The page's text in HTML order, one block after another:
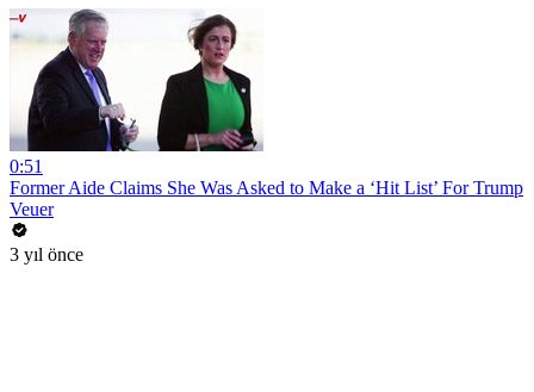
0:51
Former Aide Claims She Was Asked to Make a ‘Hit List’ For Trump
Veuer
3 yıl önce